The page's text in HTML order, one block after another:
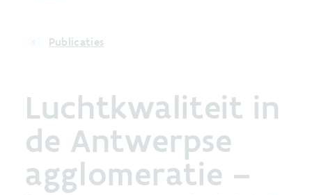
Publicaties
Luchtkwaliteit in
de Antwerpse
agglomeratie –